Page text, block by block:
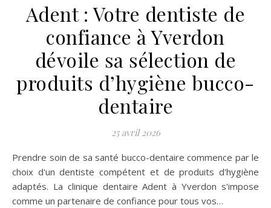
Adent : Votre dentiste de
confiance à Yverdon
dévoile sa sélection de
produits d’hygiène bucco-
dentaire
25 avril 2026
Prendre soin de sa santé bucco-dentaire commence par le
choix d'un dentiste compétent et de produits d'hygiène
adaptés. La clinique dentaire Adent à Yverdon s'impose
comme un partenaire de confiance pour tous vos…